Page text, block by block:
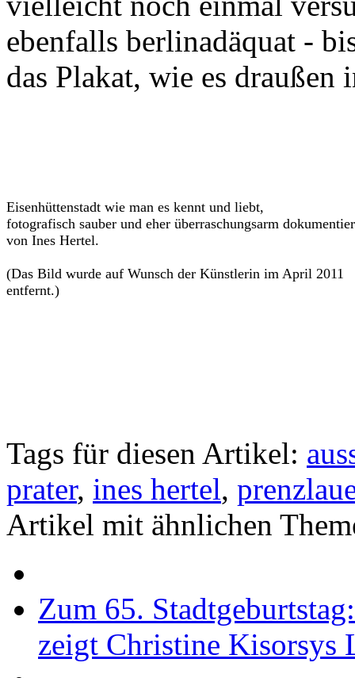
ebenfalls berlinadäquat -
das Plakat, wie es draußen
Eisenhüttenstadt wie man es kennt und liebt,
fotografisch sauber und eher überraschungsarm
von Ines Hertel.
(Das Bild wurde auf Wunsch der Künstlerin im April 2011
entfernt.)
Tags für diesen Artikel:
prater, ines hertel,
Artikel mit ähnlichen
Zum 65.
zeigt Christine Kisorsys